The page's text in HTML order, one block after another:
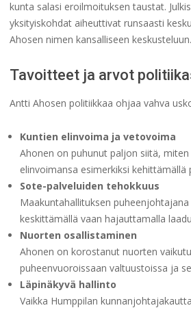
kunta salasi eroilmoituksen taustat.
yksityiskohdat aiheuttivat runsaasti
Ahosen nimen kansalliseen keskusteluun.
Tavoitteet ja arvot
Antti Ahosen politiikkaa ohjaa vahva
Kuntien elinvoima ja vetovoima
Ahonen on puhunut paljon siitä,
elinvoimansa esimerkiksi
Sote-palveluiden tehokkuus
Maakuntahallituksen
keskittämällä vaan hajauttamalla
Nuorten osallistaminen
Ahonen on korostanut nuorten
puheenvuoroissaan valtuustoissa ja
Läpinäkyvä hallinto
Vaikka Humppilan